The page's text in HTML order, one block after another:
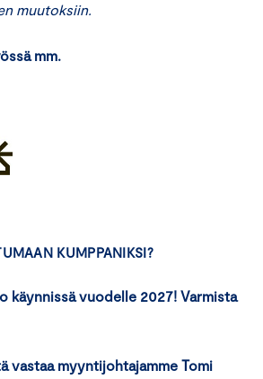
muutoksiin.
mm.
KUMPPANIKSI?
käynnissä vuodelle 2027! Varmista
vastaa myyntijohtajamme Tomi